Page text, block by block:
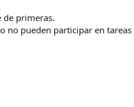
de primeras.
no pueden participar en